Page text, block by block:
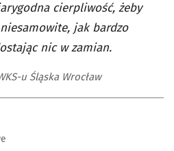
cierpliwość, żeby
jak bardzo
nic w zamian.
u Śląska Wrocław